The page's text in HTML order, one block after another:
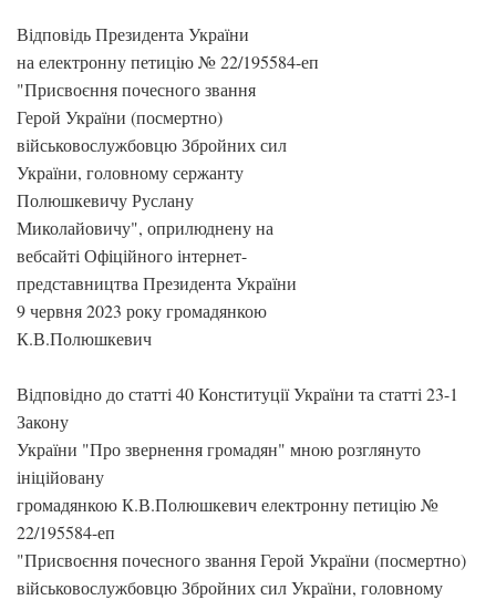
Відповідь Президента України
на електронну петицію № 22/195584-еп
"Присвоєння почесного звання
Герой України (посмертно)
військовослужбовцю Збройних сил
України, головному сержанту
Полюшкевичу Руслану
Миколайовичу", оприлюднену на
вебсайті Офіційного інтернет-
представництва Президента України
9 червня 2023 року громадянкою
К.В.Полюшкевич
Відповідно до статті 40 Конституції України та статті 23-1
Закону
України "Про звернення громадян" мною розглянуто
ініційовану
громадянкою К.В.Полюшкевич електронну петицію №
22/195584-еп
"Присвоєння почесного звання Герой України (посмертно)
військовослужбовцю Збройних сил України, головному